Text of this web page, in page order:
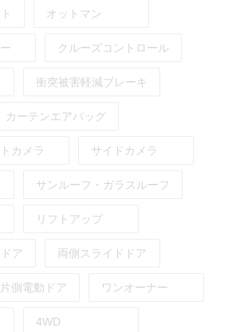
オットマン
クルーズコントロール
衝突被害軽減ブレーキ
カーテンエアバッグ
カメラ サイドカメラ
サンルーフ・ガラスルーフ
リフトアップ
ア 両側スライドドア
側電動ドア ワンオーナー
4WD